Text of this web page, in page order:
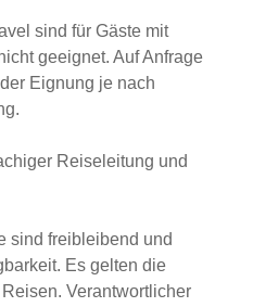
sind für Gäste mit
geeignet. Auf Anfrage
Eignung je nach
Reiseleitung und
sind freibleibend und
Es gelten die
Verantwortlicher